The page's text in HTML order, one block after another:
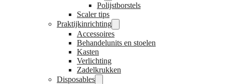
Polijstborstels
Scaler tips
Praktijkinrichting
Accessoires
Behandelunits en stoelen
Kasten
Verlichting
Zadelkrukken
Disposables